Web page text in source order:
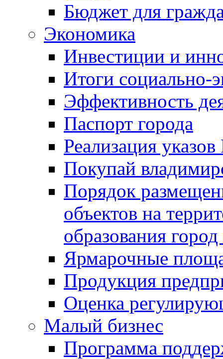
Бюджет для
Экономика
Инвестиции и
Итоги социально-
Эффективность
Паспорт города
Реализация
Покупай
Порядок
объектов на
образования
Ярмарочные
Продукция
Оценка
Малый бизнес
Программа